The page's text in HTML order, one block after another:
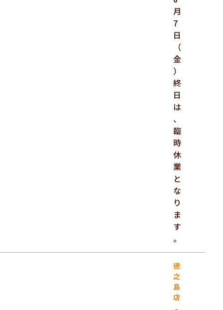
月
7
日
（
金
）
終
日
は
、
臨
時
休
業
と
な
り
ま
す
。
徳
之
島
店